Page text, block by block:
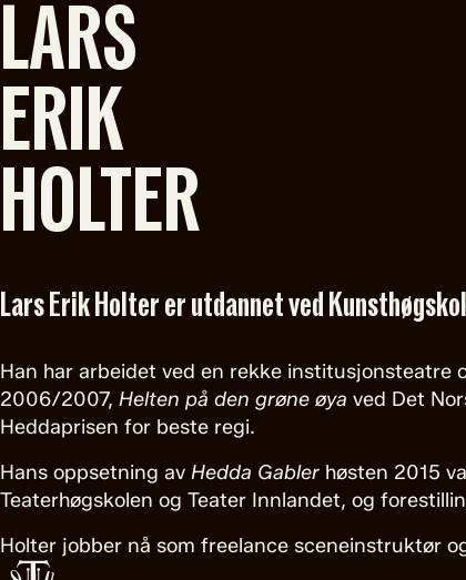
LARS
ERIK
HOLTER
Lars Erik Holter er utdannet ved
Han har arbeidet ved en rekke
2006/2007, Helten på den grøne øya ved Det
Heddaprisen for beste regi.
Hans oppsetning av Hedda Gabler høsten 2015
Teaterhøgskolen og Teater Innlandet, og
Holter jobber nå som freelance sceneinstruktør